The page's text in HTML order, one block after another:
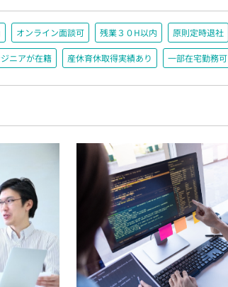
オンライン面談可 残業３０H以内 原則定時退社
ニアが在籍 産休育休取得実績あり 一部在宅勤務可